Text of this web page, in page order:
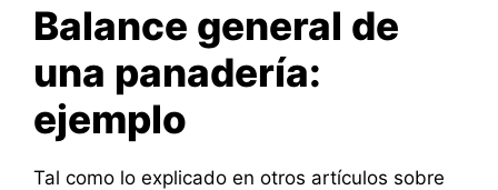
Balance general de
una panadería:
ejemplo
Tal como lo explicado en otros artículos sobre